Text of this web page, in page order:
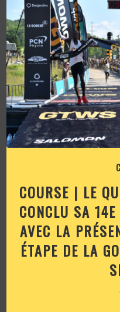
COURSE | LE
CONCLU SA
AVEC LA
ÉTAPE DE LA